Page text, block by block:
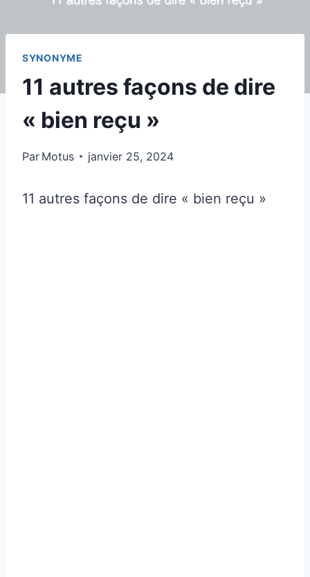
SYNONYME
11 autres façons de dire
« bien reçu »
Par Motus janvier 25, 2024
11 autres façons de dire « bien reçu »